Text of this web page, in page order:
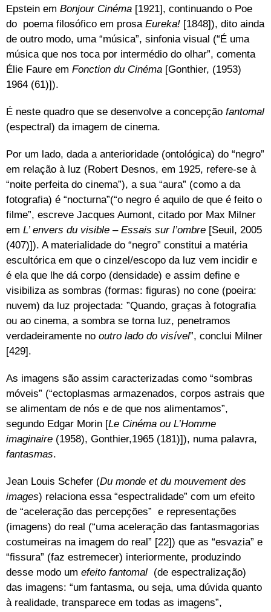
Epstein em Bonjour Cinéma [1921], continuando o Poe
do poema filosófico em prosa Eureka! [1848]), dito ainda
de outro modo, uma “música”, sinfonia visual (“É uma
música que nos toca por intermédio do olhar”, comenta
Élie Faure em Fonction du Cinéma [Gonthier, (1953)
1964 (61)]).
É neste quadro que se desenvolve a concepção fantomal
(espectral) da imagem de cinema.
Por um lado, dada a anterioridade (ontológica) do “negro”
em relação à luz (Robert Desnos, em 1925, refere-se à
“noite perfeita do cinema”), a sua “aura” (como a da
fotografia) é “nocturna”(“o negro é aquilo de que é feito o
filme”, escreve Jacques Aumont, citado por Max Milner
em L’ envers du visible – Essais sur l’ombre [Seuil, 2005
(407)]). A materialidade do “negro” constitui a matéria
escultórica em que o cinzel/escopo da luz vem incidir e
é ela que lhe dá corpo (densidade) e assim define e
visibiliza as sombras (formas: figuras) no cone (poeira:
nuvem) da luz projectada: ”Quando, graças à fotografia
ou ao cinema, a sombra se torna luz, penetramos
verdadeiramente no outro lado do visível”, conclui Milner
[429].
As imagens são assim caracterizadas como “sombras
móveis” (“ectoplasmas armazenados, corpos astrais que
se alimentam de nós e de que nos alimentamos”,
segundo Edgar Morin [Le Cinéma ou L’Homme
imaginaire (1958), Gonthier,1965 (181)]), numa palavra,
fantasmas.
Jean Louis Schefer (Du monde et du mouvement des
images) relaciona essa “espectralidade” com um efeito
de “aceleração das percepções” e representações
(imagens) do real (“uma aceleração das fantasmagorias
costumeiras na imagem do real” [22]) que as “esvazia” e
“fissura” (faz estremecer) interiormente, produzindo
desse modo um efeito fantomal (de espectralização)
das imagens: “um fantasma, ou seja, uma dúvida quanto
à realidade, transparece em todas as imagens”,